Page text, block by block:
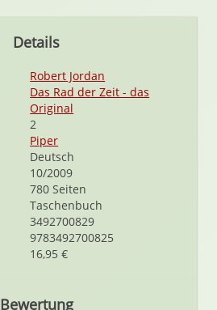
Details
Robert Jordan
Das Rad der Zeit - das
Original
2
Piper
Deutsch
10/2009
780 Seiten
Taschenbuch
3492700829
9783492700825
16,95 €
Bewertung